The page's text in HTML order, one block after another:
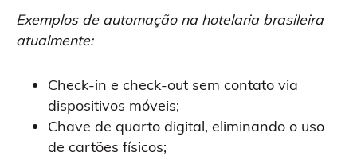
Exemplos de automação na hotelaria brasileira
atualmente:
Check-in e check-out sem contato via
dispositivos móveis;
Chave de quarto digital, eliminando o uso
de cartões físicos;